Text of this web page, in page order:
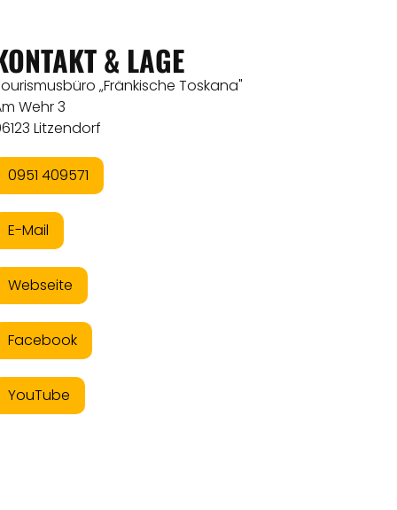
& LAGE
„Fränkische Toskana"
Wehr 3
Litzendorf
0951 409571
E-Mail
Webseite
Facebook
YouTube